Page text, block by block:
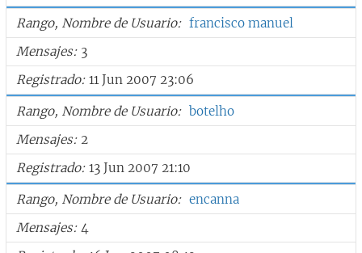
Rango, Nombre de Usuario
francisco manuel
Mensajes 3
Registrado 11 Jun 2007 23:06
Rango, Nombre de Usuario
botelho
Mensajes 2
Registrado 13 Jun 2007 21:10
Rango, Nombre de Usuario
encanna
Mensajes 4